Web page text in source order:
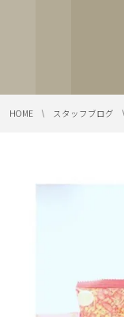
HOME スタッフブログ